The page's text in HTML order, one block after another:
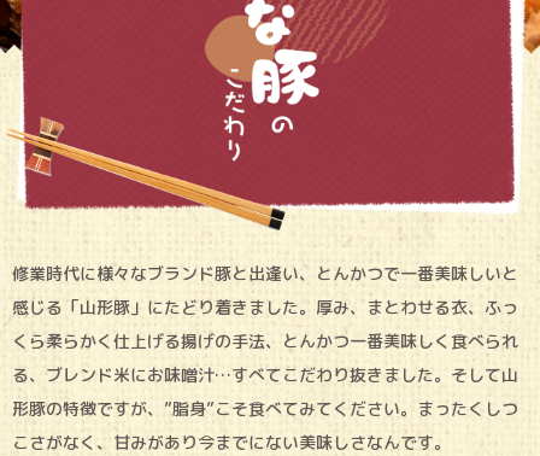
修業時代に様々なブランド豚と出逢い、とんかつで一番美味しいと
感じる「山形豚」にたどり着きました。厚み、まとわせる衣、ふっ
くら柔らかく仕上げる揚げの手法、とんかつ一番美味しく食べられ
る、ブレンド米にお味噌汁…すべてこだわり抜きました。そして山
形豚の特徴ですが、”脂身”こそ食べてみてください。まったくしつ
こさがなく、甘みがあり今までにない美味しさなんです。